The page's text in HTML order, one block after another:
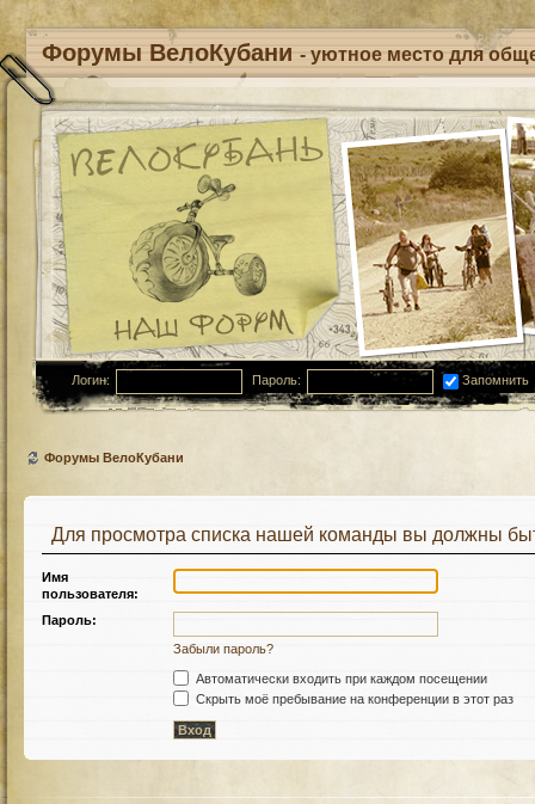
Форумы ВелоКубани - уютное место для
Логин: Пароль: Запомнить
Форумы ВелоКубани
Для просмотра списка нашей команды вы должны
Имя
пользователя:
Пароль:
Забыли пароль?
Автоматически входить при каждом посещении
Скрыть моё пребывание на конференции в этот раз